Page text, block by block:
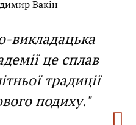
викладацька
це сплав
традиції
подиху."